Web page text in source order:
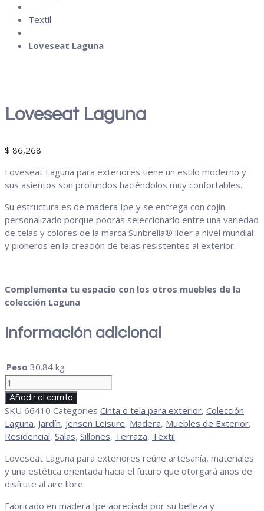
Textil
Loveseat Laguna
Loveseat Laguna
$ 86,268
Loveseat Laguna para exteriores tiene un estilo moderno y
sus asientos son profundos haciéndolos muy confortables.
Su estructura es de madera Ipe y se entrega con cojín
personalizado porque podrás seleccionarlo entre una variedad
de telas y colores de la marca Sunbrella® líder a nivel mundial
y pioneros en la creación de telas resistentes al exterior.
Complementa tu espacio con los otros muebles de la
colección Laguna
Información adicional
Peso 30.84 kg
Loveseat
Laguna
cantidad
Añadir al carrito
SKU 66410 Categories Cinta o tela para exterior, Colección
Laguna, Jardín, Jensen Leisure, Madera, Muebles de Exterior,
Residencial, Salas, Sillones, Terraza, Textil
Loveseat Laguna para exteriores reúne artesanía, materiales
y una estética orientada hacia el futuro que otorgará años de
disfrute al aire libre.
Fabricado en madera Ipe apreciada por su belleza y